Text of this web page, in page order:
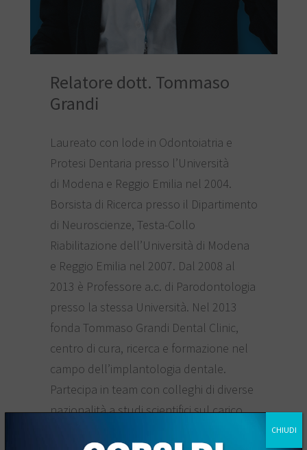
Relatore dott. Tommaso
Grandi
Laureato con lode in Odontoiatria e
Protesi Dentaria presso l’Università
di Modena e Reggio Emilia nel 2004.
Borsista di Ricerca presso il Dipartimento
di Neuroscienze, Testa-Collo
Riabilitazione dell’Università di Modena
e Reggio Emilia nel 2007. Dal 2008 al
2013 è Professore a.c. di Parodontologia
presso la stessa Università. Nel 2013
fonda Tommaso Grandi Dental Clinic,
centro di cura, ricerca e formazione nel
campo dell’implantologia dentale.
Partecipa in team con colleghi di diverse
nazionalità a studi scientifici sul carico
CHIUDI